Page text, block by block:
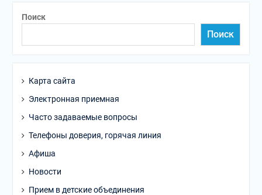
Поиск
Поиск
Карта сайта
Электронная приемная
Часто задаваемые вопросы
Телефоны доверия, горячая линия
Афиша
Новости
Прием в детские объединения